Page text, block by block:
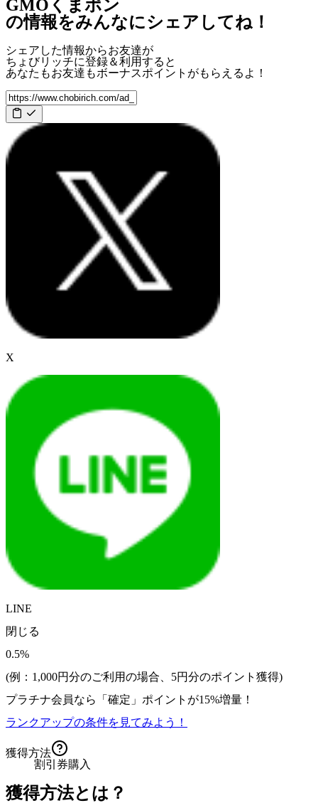
GMOくまポン
の情報をみんなにシェアしてね！
シェアした情報からお友達が
ちょびリッチに登録＆利用すると
あなたもお友達もボーナスポイント がもらえるよ！
X
LINE
閉じる
0.5%
(例：1,000円分のご利用の場合、 5円分のポイント獲得)
プラチナ会員なら
「確定」 ポイントが15%増量！
ランクアップの条件を見てみよう！
獲得方法
割引券購入
獲得方法とは？